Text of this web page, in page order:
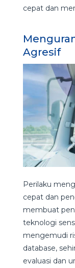
cepat dan
Agresif
Perilaku
cepat dan
membuat
teknologi
mengemudi
database,
evaluasi dan